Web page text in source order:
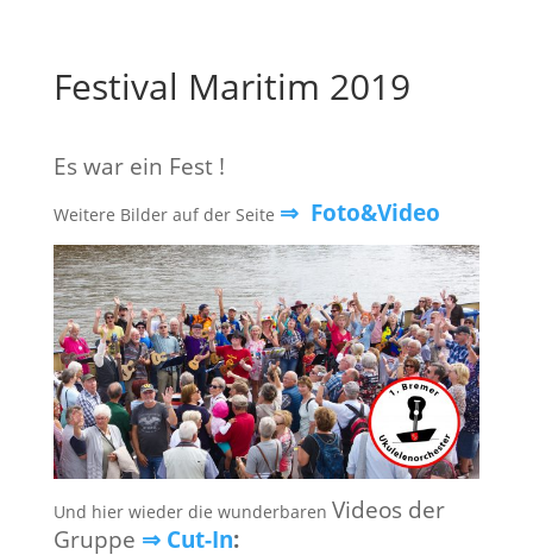
Festival Maritim 2019
Es war ein Fest !
Weitere Bilder auf der Seite ⇒ Foto&Video
Und hier wieder die wunderbaren Videos der
Gruppe ⇒ Cut-In: